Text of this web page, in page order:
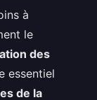
à
le
des
essentiel
de la